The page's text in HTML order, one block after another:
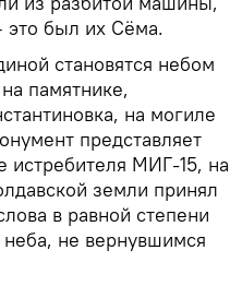
это был их Сёма.
становятся небом
памятнике,
на могиле
представляет
истребителя МИГ-15, на
земли принял
в равной степени
неба, не вернувшимся